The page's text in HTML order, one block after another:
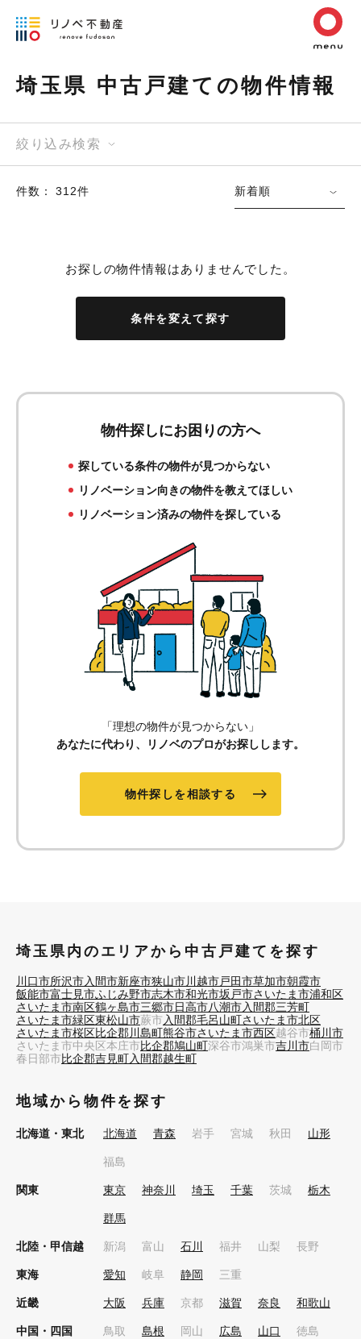
埼玉県 中古戸建ての物件情報
絞り込み検索
件数： 312件 新着順
お探しの物件情報はありませんでした。
条件を変えて探す
物件探しにお困りの方へ
探している条件の物件が見つからない
リノベーション向きの物件を教えてほしい
リノベーション済みの物件を探している
「理想の物件が見つからない」
あなたに代わり、リノベのプロがお探しします。
物件探しを相談する
埼玉県内のエリアから中古戸建てを探す
川口市所沢市入間市新座市狭山市川越市戸田市草加市朝霞市
飯能市富士見市ふじみ野市志木市和光市坂戸市さいたま市浦和区
さいたま市南区鶴ヶ島市三郷市日高市八潮市入間郡三芳町
さいたま市緑区東松山市蕨市 入間郡毛呂山町さいたま市北区
さいたま市桜区比企郡川島町熊谷市さいたま市西区越谷市桶川市
さいたま市中央区本庄市比企郡鳩山町深谷市鴻巣市吉川市白岡市
春日部市比企郡吉見町入間郡越生町
地域から物件を探す
北海道・東北 北海道 青森 岩手 宮城 秋田 山形
福島
関東 東京 神奈川 埼玉 千葉 茨城 栃木
群馬
北陸・甲信越 新潟 富山 石川 福井 山梨 長野
東海 愛知 岐阜 静岡 三重
近畿 大阪 兵庫 京都 滋賀 奈良 和歌山
中国・四国 鳥取 島根 岡山 広島 山口 徳島